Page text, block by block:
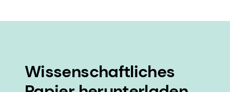
Wissenschaftliches